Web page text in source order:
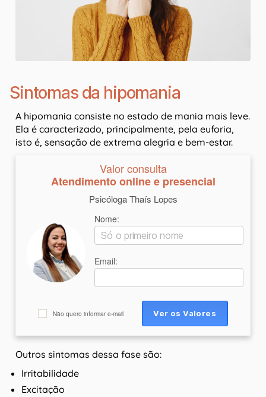
Sintomas da hipomania
A hipomania consiste no estado de mania mais leve.
Ela é caracterizado, principalmente, pela euforia,
isto é, sensação de extrema alegria e bem-estar.
Valor consulta
Atendimento online e presencial
Psicóloga Thaís Lopes
Nome:
Email:
Não quero informar e-mail
Outros sintomas dessa fase são:
Irritabilidade
Excitação